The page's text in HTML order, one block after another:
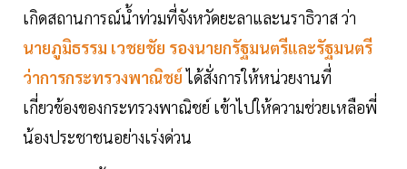
เกิดสถานการณ์น้ำท่วมที่จังหวัดยะลาและนราธิวาส ว่า
นายภูมิธรรม เวชยชัย รองนายกรัฐมนตรีและรัฐมนตรี
ว่าการกระทรวงพาณิชย์ได้สั่งการให้หน่วยงานที่
เกี่ยวข้องของกระทรวงพาณิชย์ เข้าไปให้ความช่วยเหลือพี่
น้องประชาชนอย่างเร่งด่วน